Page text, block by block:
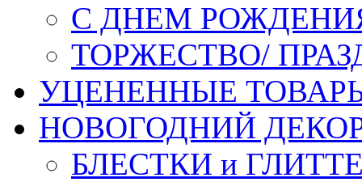
С ДНЕМ
ТОРЖЕСТВО/
УЦЕНЕННЫЕ
НОВОГОДНИЙ
БЛЕСТКИ и